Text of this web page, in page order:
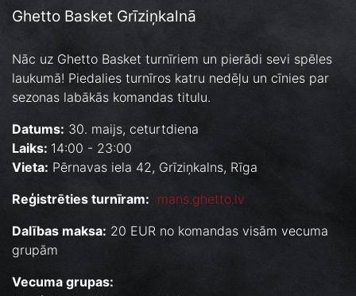
Ghetto Basket Grīziņkalnā
Nāc uz Ghetto Basket turnīriem un pierādi sevi spēles
laukumā! Piedalies turnīros katru nedēļu un cīnies par
sezonas labākās komandas titulu.
Datums: 30. maijs, ceturtdiena
Laiks: 14:00 - 23:00
Vieta: Pērnavas iela 42, Grīziņkalns, Rīga
Reģistrēties turnīram: mans.ghetto.lv
Dalības maksa: 20 EUR no komandas visām vecuma
grupām
Vecuma grupas: